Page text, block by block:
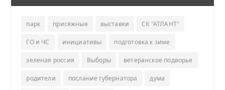
парк присяжные выставки СК "АТЛАНТ"
ГО и ЧС инициативы подготовка к зиме
зеленая россия Выборы ветеранское подворье
родители послание губернатора дума